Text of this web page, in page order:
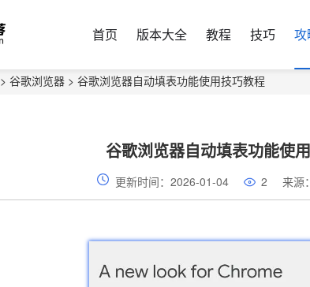
首页 版本大全 教程 技巧 攻
> 谷歌浏览器 > 谷歌浏览器自动填表功能使用技巧教程
谷歌浏览器自动填表功能使
更新时间：2026-01-04 2 来源：